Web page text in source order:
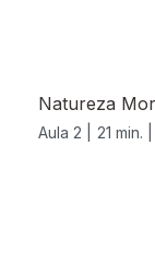
Natureza
Aula 2 | 21 min. |